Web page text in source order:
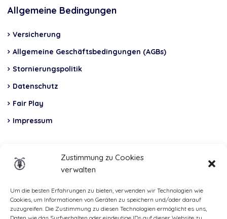
Zustimmung zu Cookies
verwalten
Um die besten Erfahrungen zu bieten, verwenden wir Technologien wie
Cookies, um Informationen von Geräten zu speichern und/oder darauf
zuzugreifen. Die Zustimmung zu diesen Technologien ermöglicht es uns,
Allgemeine Bedingungen
Versicherung
Allgemeine Geschäftsbedingungen (AGBs)
Stornierungspolitik
Datenschutz
Fair Play
Impressum
Total Casco, Partner
Methods
of